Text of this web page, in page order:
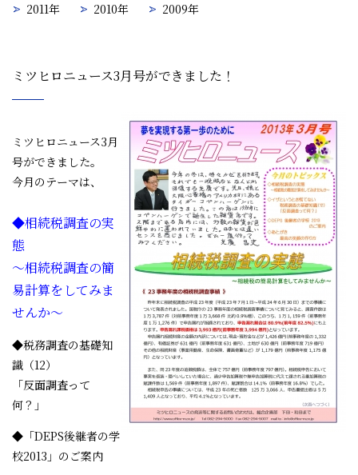
ミツヒロニュース3月号ができました！
ミツヒロニュース3月
号ができました。
今月のテーマは、
◆相続税調査の実
態
～相続税調査の簡
易計算をしてみま
せんか～
◆税務調査の基礎知
識（12）
「反面調査って
何？」
◆「DEPS後継者の学
校2013」のご案内
2011年
2010年 2009年